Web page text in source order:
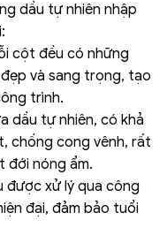
dầu tự nhiên nhập
cột đều có những
và sang trọng, tạo
trình.
dầu tự nhiên, có khả
chống cong vênh, rất
đới nóng ẩm.
được xử lý qua công
đại, đảm bảo tuổi